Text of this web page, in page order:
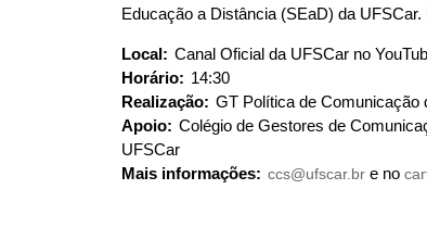
Educação a Distância (SEaD) da
Local: Canal Oficial da UFSCar no
Horário: 14:30
Realização: GT Política de Comunicação
Apoio: Colégio de Gestores de
UFSCar
Mais informações: ccs@ufscar.br e no